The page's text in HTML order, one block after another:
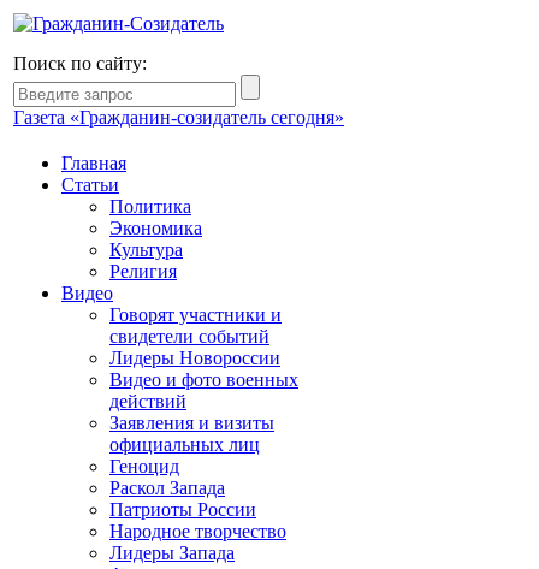
Поиск по сайту:
Газета «Гражданин-созидатель сегодня»
Главная
Статьи
Политика
Экономика
Культура
Религия
Видео
Говорят участники и
свидетели событий
Лидеры Новороссии
Видео и фото военных
действий
Заявления и визиты
официальных лиц
Геноцид
Раскол Запада
Патриоты России
Народное творчество
Лидеры Запада